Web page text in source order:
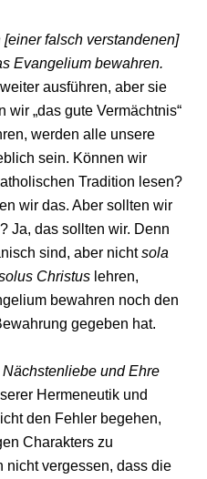
falsch verstandenen]
Evangelium bewahren.
ausführen, aber sie
wir „das gute Vermächtnis“
werden alle unsere
sein. Können wir
Tradition lesen?
wir das. Aber sollten wir
Ja, das sollten wir. Denn
sind, aber nichtsola
Christuslehren,
bewahren noch den
gegeben hat.
und Ehre
Hermeneutik und
den Fehler begehen,
Charakters zu
nicht vergessen, dass die